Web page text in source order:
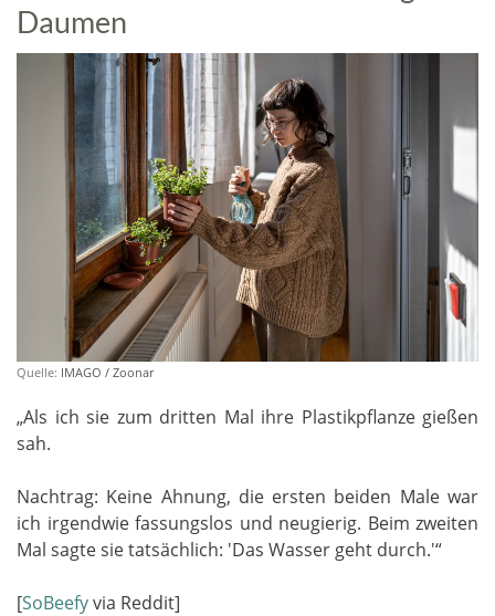
Daumen
Quelle: IMAGO / Zoonar
„Als ich sie zum dritten Mal ihre Plastikpflanze gießen
sah.
Nachtrag: Keine Ahnung, die ersten beiden Male war
ich irgendwie fassungslos und neugierig. Beim zweiten
Mal sagte sie tatsächlich: 'Das Wasser geht durch.'“
[SoBeefyvia Reddit]